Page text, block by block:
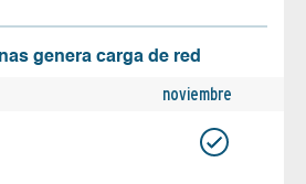
genera carga de red
noviembre